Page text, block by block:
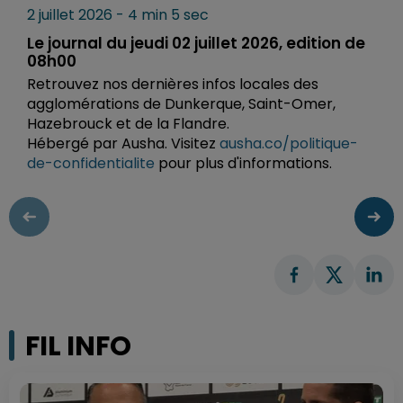
2 juillet 2026 - 4 min 5 sec
Le journal du jeudi 02 juillet 2026, edition de
08h00
Retrouvez nos dernières infos locales des
agglomérations de Dunkerque, Saint-Omer,
Hazebrouck et de la Flandre.
Hébergé par Ausha. Visitez ausha.co/politique-
de-confidentialite pour plus d'informations.
FIL INFO